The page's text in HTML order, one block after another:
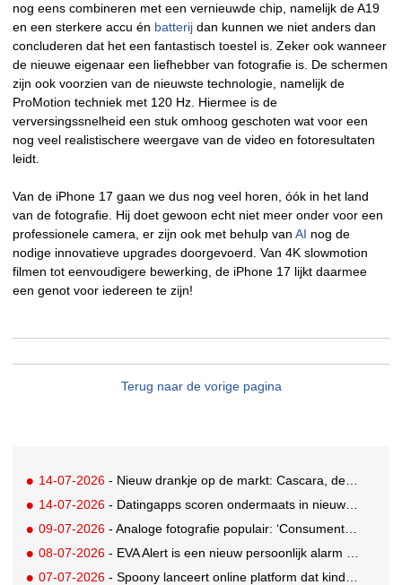
nog eens combineren met een vernieuwde chip, namelijk de A19
en een sterkere accu én batterij dan kunnen we niet anders dan
concluderen dat het een fantastisch toestel is. Zeker ook wanneer
de nieuwe eigenaar een liefhebber van fotografie is. De schermen
zijn ook voorzien van de nieuwste technologie, namelijk de
ProMotion techniek met 120 Hz. Hiermee is de
verversingssnelheid een stuk omhoog geschoten wat voor een
nog veel realistischere weergave van de video en fotoresultaten
leidt.
Van de iPhone 17 gaan we dus nog veel horen, óók in het land
van de fotografie. Hij doet gewoon echt niet meer onder voor een
professionele camera, er zijn ook met behulp van AI nog de
nodige innovatieve upgrades doorgevoerd. Van 4K slowmotion
filmen tot eenvoudigere bewerking, de iPhone 17 lijkt daarmee
een genot voor iedereen te zijn!
Terug naar de vorige pagina
14-07-2026 - Nieuw drankje op de markt: Cascara, de zelfbenoemde gezonde vervanging voor derde kop koffie
14-07-2026 - Datingapps scoren ondermaats in nieuw app-onderzoek, toch blijft gebruik groeien
09-07-2026 - Analoge fotografie populair: ‘Consumenten zoeken beleving, niet alleen perfectie’
08-07-2026 - EVA Alert is een nieuw persoonlijk alarm dat je aan je tas hangt
07-07-2026 - Spoony lanceert online platform dat kinderen tot 12 jaar helpt gezonde eetgewoonten te ontwikkelen